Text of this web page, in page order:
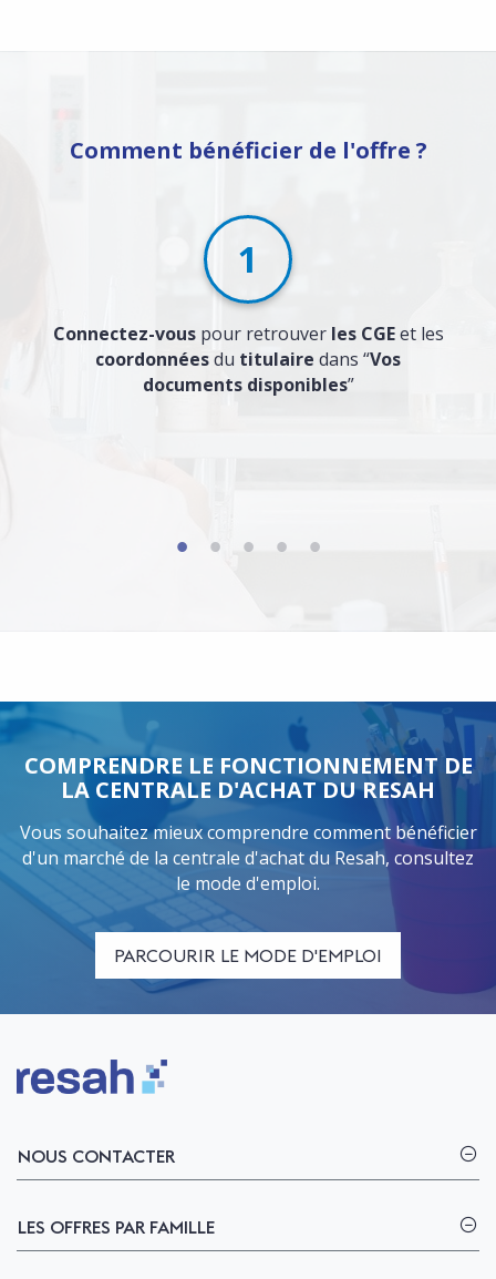
Comment bénéficier de l'offre ?
1
Connectez-vouspour retrouver les CGEet les
coordonnéesdu titulaire dans “Vos
documents disponibles”
COMPRENDRE LE FONCTIONNEMENT DE
LA CENTRALE D'ACHAT DU RESAH
Vous souhaitez mieux comprendre comment bénéficier
d'un marché de la centrale d'achat du Resah, consultez
le mode d'emploi.
PARCOURIR LE MODE D'EMPLOI
Logo Resah
NOUS CONTACTER
LES OFFRES PAR FAMILLE